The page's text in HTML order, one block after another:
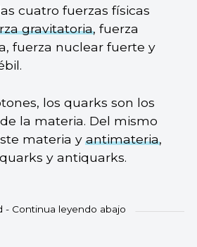
cuatro fuerzas físicas
gravitatoria, fuerza
fuerza nuclear fuerte y
los quarks son los
la materia. Del mismo
materia yantimateria,
y antiquarks.